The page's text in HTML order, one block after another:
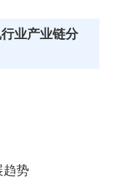
业产业链分
趋势